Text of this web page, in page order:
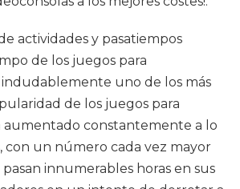
actividades y pasatiempos
de los juegos para
indudablemente uno de los más
de los juegos para
aumentado constantemente a lo
con un número cada vez mayor
innumerables horas en sus